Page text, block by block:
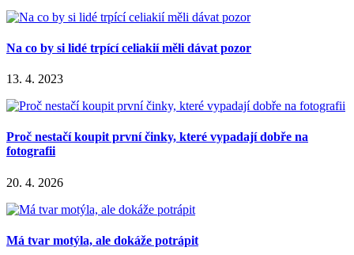
Na co by si lidé trpící celiakií měli dávat pozor
13. 4. 2023
Proč nestačí koupit první činky, které vypadají dobře na
fotografii
20. 4. 2026
Má tvar motýla, ale dokáže potrápit